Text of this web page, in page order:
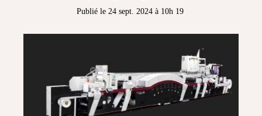
Publié le 24 sept. 2024 à 10h 19